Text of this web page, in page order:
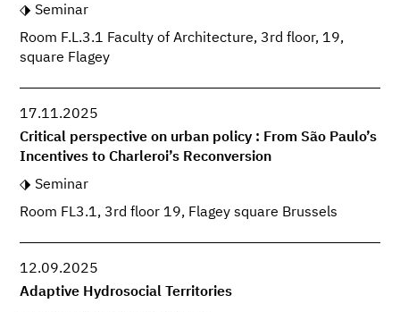
Seminar
Room F.L.3.1 Faculty of Architecture, 3rd floor, 19,
square Flagey
17.11.2025
Critical perspective on urban policy : From São Paulo’s
Incentives to Charleroi’s Reconversion
Seminar
Room FL3.1, 3rd floor 19, Flagey square Brussels
12.09.2025
Adaptive Hydrosocial Territories